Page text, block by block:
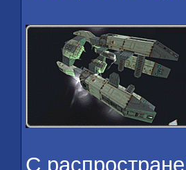
С